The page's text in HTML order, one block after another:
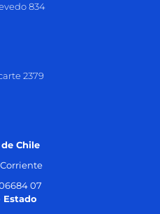
834
2379
Chile
07
Estado